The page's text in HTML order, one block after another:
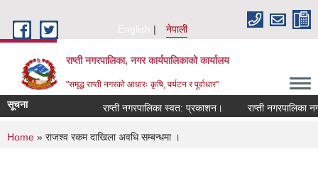
English
नेपाली
राप्ती नगरपालिका, नगर कार्यपालिकाको कार्यालय
"समृद्ध राप्ती नगरको आधारः कृषि, पर्यटन र पुर्वाधार"
सूचना राप्ती नगरपालिका स्वत: प्रकाशन। राप्ती नगरपालिका
You are here
Home » राजश्व रकम दाखिला अवधि सम्बन्धमा ।